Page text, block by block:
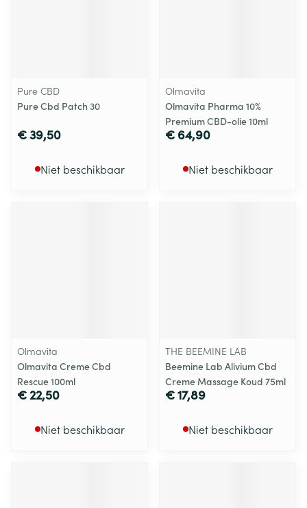
Pure CBD
Pure Cbd Patch 30
€ 39,50
Niet beschikbaar
Olmavita
Olmavita Pharma 10%
Premium CBD-olie 10ml
€ 64,90
Niet beschikbaar
Olmavita
Olmavita Creme Cbd
Rescue 100ml
€ 22,50
Niet beschikbaar
THE BEEMINE LAB
Beemine Lab Alivium Cbd
Creme Massage Koud 75ml
€ 17,89
Niet beschikbaar